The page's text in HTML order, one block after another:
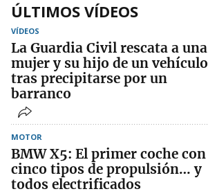
ÚLTIMOS VÍDEOS
VÍDEOS
La Guardia Civil rescata a una
mujer y su hijo de un vehículo
tras precipitarse por un
barranco
MOTOR
BMW X5: El primer coche con
cinco tipos de propulsión… y
todos electrificados